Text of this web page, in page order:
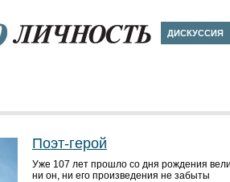
ДИСКУССИЯ
Поэт-герой
Уже 107 лет прошло со дня рождения
ни он, ни его произведения не забыты